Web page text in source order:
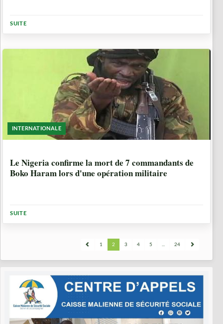
SUITE
INTERNATIONALE
Le Nigeria confirme la mort de 7 commandants de
Boko Haram lors d'une opération militaire
SUITE
1 2 3 4 5 ... 24